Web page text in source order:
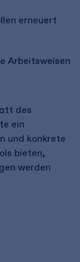
erneuert
Arbeitsweisen
des
ein
und konkrete
bieten,
werden